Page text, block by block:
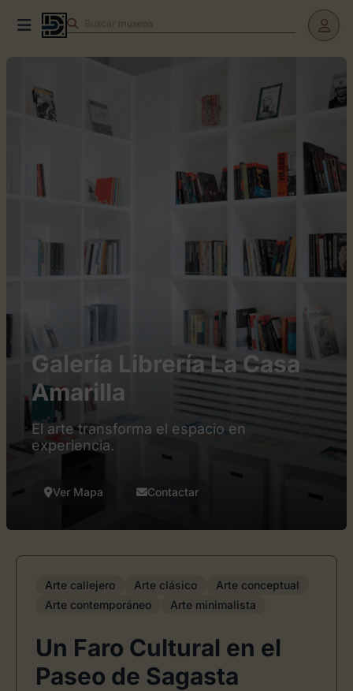
Buscar teatros
Galería Librería La Casa
Amarilla
El arte transforma el espacio en
experiencia.
Ver Mapa Contactar
Arte callejero Arte clásico
Arte conceptual
Arte contemporáneo
Arte minimalista
Un Faro Cultural en el
Paseo de Sagasta